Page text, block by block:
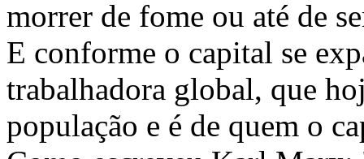
morrer de fome ou até de
E conforme o capital se
trabalhadora global, que
população e é de quem o